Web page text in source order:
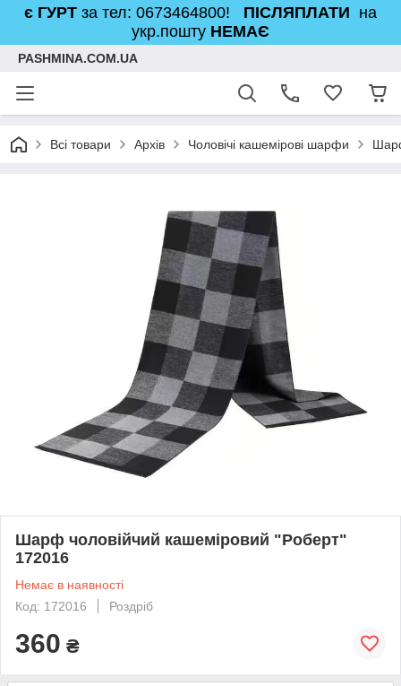
є ГУРТ за тел: 0673464800! ПІСЛЯПЛАТИ на
укр.пошту НЕМАЄ
PASHMINA.COM.UA
Всі товари Архів Чоловічі кашемірові шарфи
Шарф чоловійчий кашеміровий "Роберт"
172016
Немає в наявності
Код: 172016
Роздріб
360 ₴